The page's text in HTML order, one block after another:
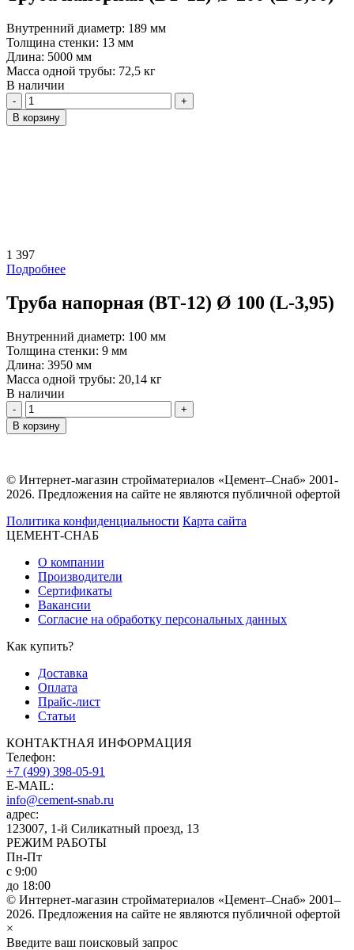
Внутренний диаметр: 189 мм
Толщина стенки: 13 мм
Длина: 5000 мм
Масса одной трубы: 72,5 кг
В наличии
Количество
В корзину
1 397
Подробнее
Труба напорная (ВТ-12) Ø 100 (L-3,95)
Внутренний диаметр: 100 мм
Толщина стенки: 9 мм
Длина: 3950 мм
Масса одной трубы: 20,14 кг
В наличии
Количество
В корзину
© Интернет-магазин стройматериалов «Цемент–Снаб» 2001-
2026. Предложения на сайте не являются публичной офертой
Политика конфиденциальности Карта сайта
ЦЕМЕНТ-СНАБ
О компании
Производители
Сертификаты
Вакансии
Согласие на обработку персональных данных
Как купить?
Доставка
Оплата
Прайс-лист
Статьи
КОНТАКТНАЯ ИНФОРМАЦИЯ
Телефон:
+7 (499) 398-05-91
E-MAIL:
info@cement-snab.ru
адрес:
123007, 1-й Силикатный проезд, 13
РЕЖИМ РАБОТЫ
Пн-Пт
с 9:00
до 18:00
© Интернет-магазин стройматериалов «Цемент–Снаб» 2001–
2026. Предложения на сайте не являются публичной офертой
×
Введите ваш поисковый запрос